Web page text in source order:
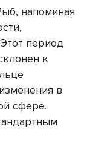
напоминая
период
к
в
сфере.